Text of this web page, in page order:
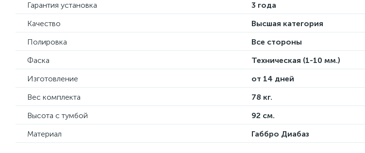
Гарантия установка
3 года
Качество
Высшая категория
Полировка
Все стороны
Фаска
Техническая (1-10 мм.)
Изготовление
от 14 дней
Вес комплекта
78 кг.
Высота с тумбой
92 см.
Материал
Габбро Диабаз